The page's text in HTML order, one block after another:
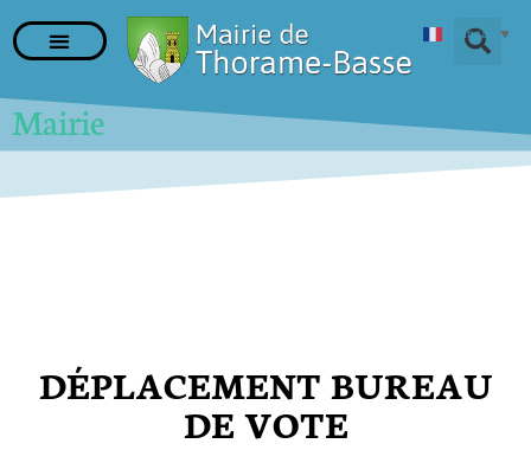
Mairie
DÉPLACEMENT BUREAU
DE VOTE
Français ▼